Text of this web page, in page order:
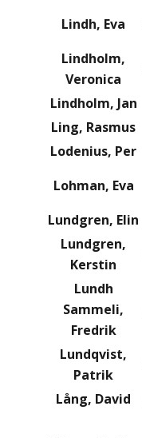
Lindh, Eva
Lindholm,
Veronica
Lindholm, Jan
Ling, Rasmus
Lodenius, Per
Lohman, Eva
Lundgren, Elin
Lundgren,
Kerstin
Lundh
Sammeli,
Fredrik
Lundqvist,
Patrik
Lång, David